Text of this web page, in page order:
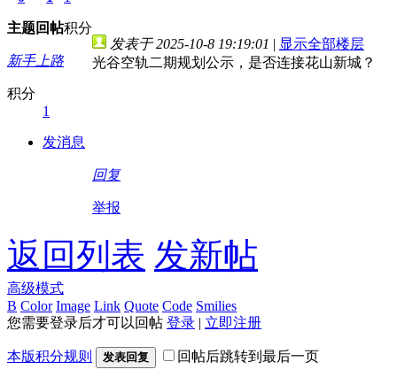
主题回帖积分
新手上路
积分
1
发消息
发表于 2025-10-8 19:19:01 | 显示全部楼层
光谷空轨二期规划公示，是否连接花山新城？
回复
举报
返回列表 发新帖
高级模式
B Color Image Link Quote Code Smilies
您需要登录后才可以回帖 登录 | 立即注册
本版积分规则 发表回复 回帖后跳转到最后一页